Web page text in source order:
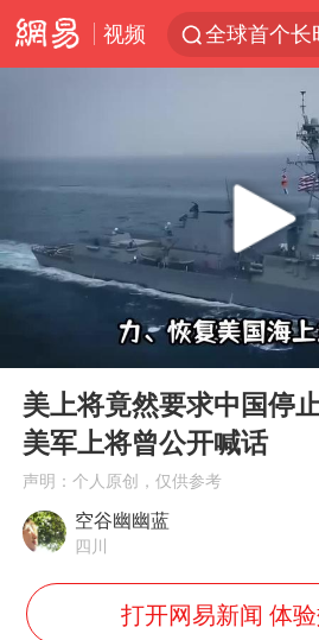
视频
秋天的第
四川宜宾高
38岁演员求
胜宏科技：
国乒男单横
胡彦斌获《
美股存储板
Play
美上将竟然要求中国停
美军上将曾公开喊话
声明：个人原创，仅供参考
空谷幽幽蓝
四川
打开网易新闻 体